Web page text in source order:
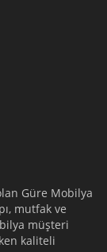
Güre Mobilya
mutfak ve
müşteri
kaliteli